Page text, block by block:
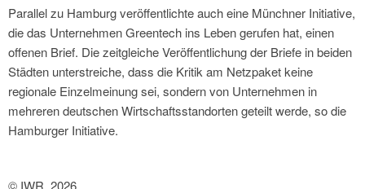
Parallel zu Hamburg veröffentlichte auch eine Münchner Initiative,
die das Unternehmen Greentech ins Leben gerufen hat, einen
offenen Brief. Die zeitgleiche Veröffentlichung der Briefe in beiden
Städten unterstreiche, dass die Kritik am Netzpaket keine
regionale Einzelmeinung sei, sondern von Unternehmen in
mehreren deutschen Wirtschaftsstandorten geteilt werde, so die
Hamburger Initiative.
© IWR, 2026